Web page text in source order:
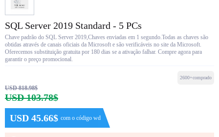
SQL Server 2019 Standard - 5 PCs
Chave padrão do SQL Server 2019,Chaves enviadas em 1 segundo.Todas as chaves são
obtidas através de canais oficiais da Microsoft e são verificáveis no site da Microsoft.
Oferecemos substituição gratuita por 180 dias se a ativação falhar. Compre agora para
garantir o preço promocional.
USD 818.98$
USD 103.78$
USD 45.66$ com o código wd
2600+comprado